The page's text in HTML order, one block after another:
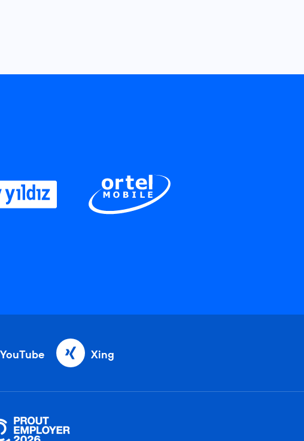
YouTube Xing